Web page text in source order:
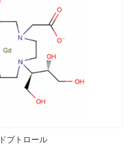
ブトロール